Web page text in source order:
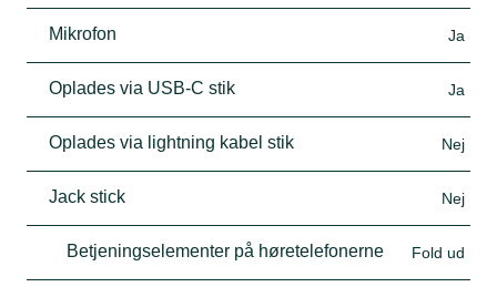
Mikrofon Ja
Oplades via USB-C stik Ja
Oplades via lightning kabel stik Nej
Jack stick Nej
Betjeningselementer på høretelefonerne Fold ud